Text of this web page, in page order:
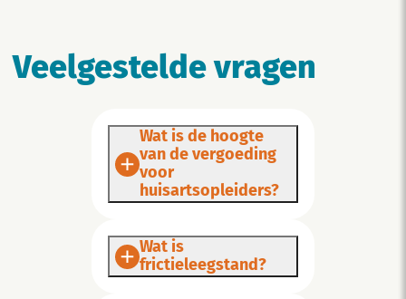
Veelgestelde vragen
Wat is de hoogte
van de vergoeding
voor
huisartsopleiders?
Wat is
frictieleegstand?